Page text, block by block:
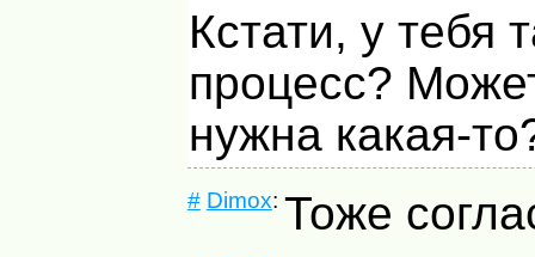
Кстати, у тебя
процесс?
нужна какая-
# Dimox: Тоже